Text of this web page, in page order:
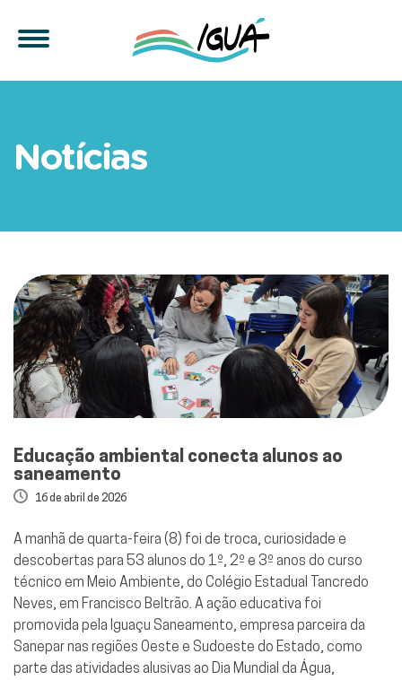
Notícias
Educação ambiental conecta alunos ao
saneamento
16 de abril de 2026
A manhã de quarta-feira (8) foi de troca, curiosidade e
descobertas para 53 alunos do 1º, 2º e 3º anos do curso
técnico em Meio Ambiente, do Colégio Estadual Tancredo
Neves, em Francisco Beltrão. A ação educativa foi
promovida pela Iguaçu Saneamento, empresa parceira da
Sanepar nas regiões Oeste e Sudoeste do Estado, como
parte das atividades alusivas ao Dia Mundial da Água,